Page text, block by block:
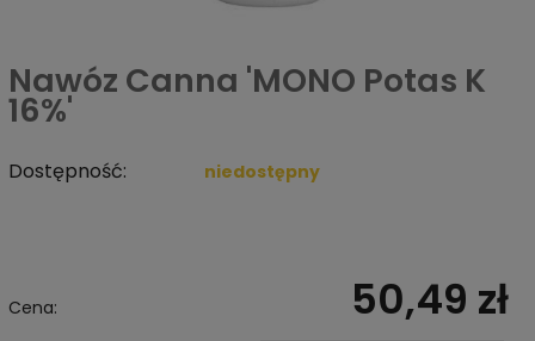
Nawóz Canna 'MONO Potas K
16%'
Dostępność: niedostępny
Cena: 50,49 zł